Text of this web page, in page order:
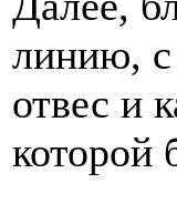
линию, с
отвес и
которой